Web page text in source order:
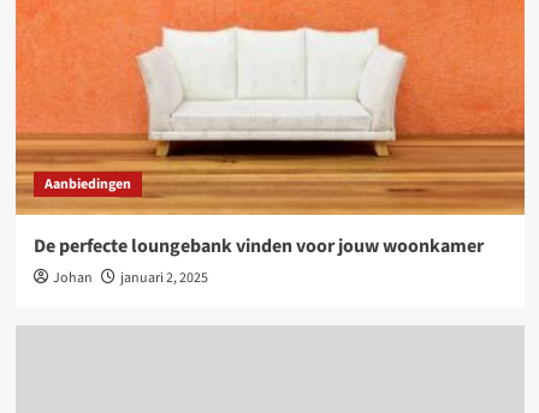
Aanbiedingen
De perfecte loungebank vinden voor jouw woonkamer
Johan januari 2, 2025